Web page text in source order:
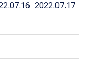
2022.07.17